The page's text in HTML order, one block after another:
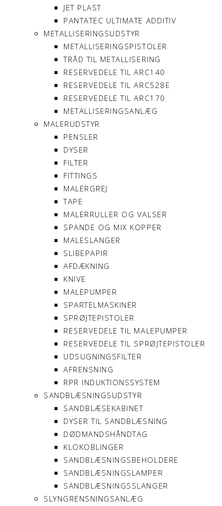
JET PLAST
PANTATEC ULTIMATE ADDITIV
METALLISERINGSUDSTYR
METALLISERINGSPISTOLER
TRÅD TIL METALLISERING
RESERVEDELE TIL ARC140
RESERVEDELE TIL ARC528E
RESERVEDELE TIL ARC170
METALLISERINGSANLÆG
MALERUDSTYR
PENSLER
DYSER
FILTER
FITTINGS
MALERGREJ
TAPE
MALERRULLER OG VALSER
SPANDE OG MIX KOPPER
MALESLANGER
SLIBEPAPIR
AFDÆKNING
KNIVE
MALEPUMPER
SPARTELMASKINER
SPRØJTEPISTOLER
RESERVEDELE TIL MALEPUMPER
RESERVEDELE TIL SPRØJTEPISTOLER
UDSUGNINGSFILTER
AFRENSNING
RPR INDUKTIONSSYSTEM
SANDBLÆSNINGSUDSTYR
SANDBLÆSEKABINET
DYSER TIL SANDBLÆSNING
DØDMANDSHÅNDTAG
KLOKOBLINGER
SANDBLÆSNINGSBEHOLDERE
SANDBLÆSNINGSLAMPER
SANDBLÆSNINGSSLANGER
SLYNGRENSNINGSANLÆG